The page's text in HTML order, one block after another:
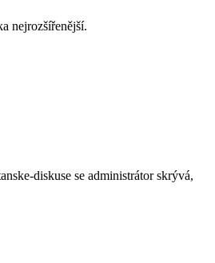
nejrozšířenější.
diskuse se administrátor skrývá,